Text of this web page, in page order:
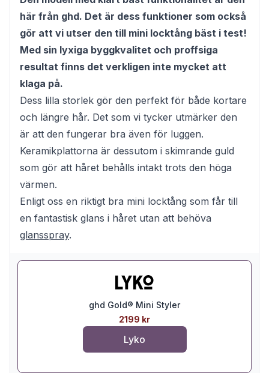
här från ghd. Det är dess funktioner som också
gör att vi utser den till mini locktång bäst i test!
Med sin lyxiga byggkvalitet och proffsiga
resultat finns det verkligen inte mycket att
klaga på.
Dess lilla storlek gör den perfekt för både kortare
och längre hår. Det som vi tycker utmärker den
är att den fungerar bra även för luggen.
Keramikplattorna är dessutom i skimrande guld
som gör att håret behålls intakt trots den höga
värmen.
Enligt oss en riktigt bra mini locktång som får till
en fantastisk glans i håret utan att behöva
glansspray.
ghd Gold® Mini Styler
2199 kr
Lyko